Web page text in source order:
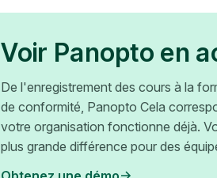
Voir Panopto en
De l'enregistrement des cours à la
de conformité, Panopto Cela
votre organisation fonctionne déjà.
plus grande différence pour des